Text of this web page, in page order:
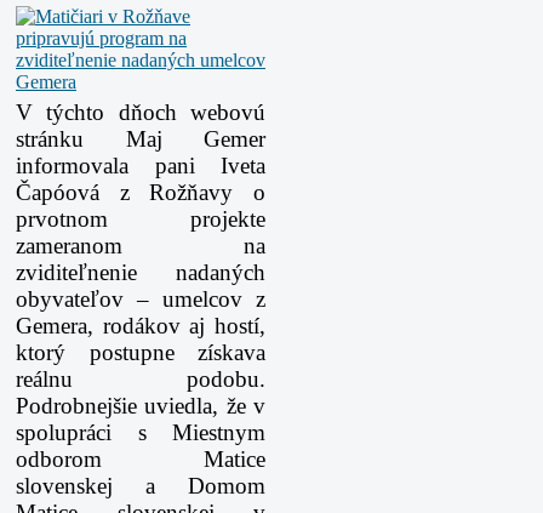
V týchto dňoch webovú
stránku Maj Gemer
informovala pani Iveta
Čapóová z Rožňavy o
prvotnom projekte
zameranom na
zviditeľnenie nadaných
obyvateľov – umelcov z
Gemera, rodákov aj hostí,
ktorý postupne získava
reálnu podobu.
Podrobnejšie uviedla, že v
spolupráci s Miestnym
odborom Matice
slovenskej a Domom